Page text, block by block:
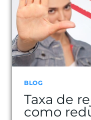
BLOG
Taxa de
como